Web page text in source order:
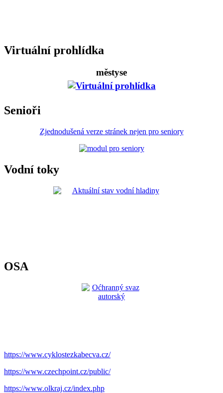
Virtuální prohlídka
městyse
Senioři
Zjednodušená verze stránek nejen pro seniory
Vodní toky
OSA
https://www.cyklostezkabecva.cz/
https://www.czechpoint.cz/public/
https://www.olkraj.cz/index.php